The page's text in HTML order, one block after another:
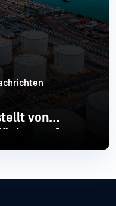
von
auf